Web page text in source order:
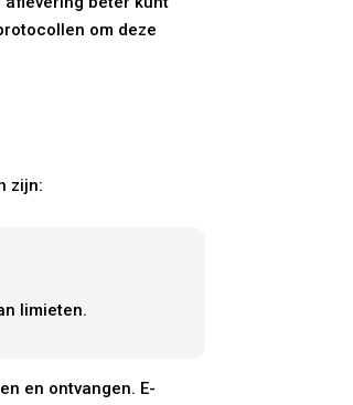
om deze
zijn:
limieten.
en ontvangen. E-